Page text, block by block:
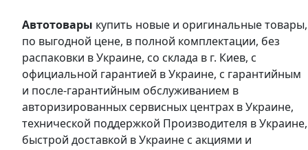
Автотовары купить новые и оригинальные товары,
по выгодной цене, в полной комплектации, без
распаковки в Украине, со склада в г. Киев, с
официальной гарантией в Украине, с гарантийным
и после-гарантийным обслуживанием в
авторизированных сервисных центрах в Украине,
технической поддержкой Производителя в Украине,
быстрой доставкой в Украине с акциями и